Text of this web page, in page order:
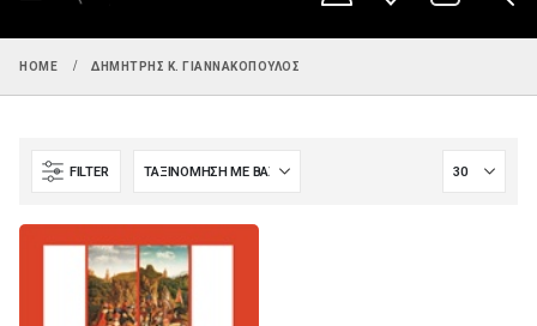
HOME ΔΗΜΉΤΡΗΣ Κ. ΓΙΑΝΝΑΚΌΠΟΥΛΟΣ
FILTER